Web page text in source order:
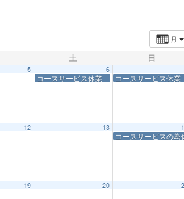
月
土 日
5 6
コースサービス休業 コースサービス休業
12 13
コースサービスの為
19 20